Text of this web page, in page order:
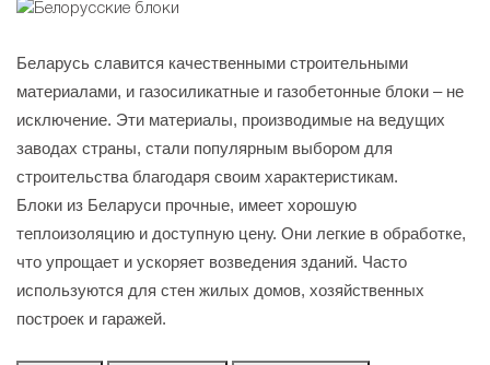
Беларусь славится качественными строительными
материалами, и газосиликатные и газобетонные блоки – не
исключение. Эти материалы, производимые на ведущих
заводах страны, стали популярным выбором для
строительства благодаря своим характеристикам.
Блоки из Беларуси прочные, имеет хорошую
теплоизоляцию и доступную цену. Они легкие в обработке,
что упрощает и ускоряет возведения зданий. Часто
используются для стен жилых домов, хозяйственных
построек и гаражей.